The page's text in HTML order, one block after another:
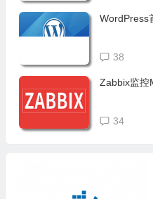
WordPress
38
Zabbix监控
34